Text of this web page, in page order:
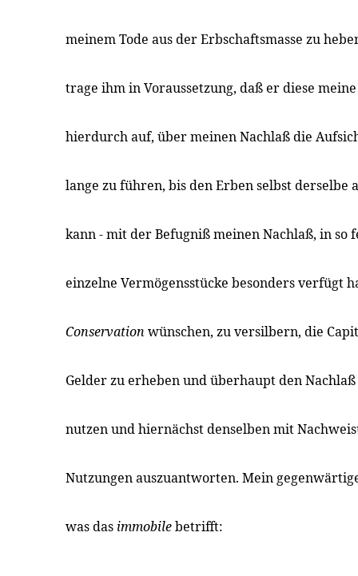
meinem Tode aus der Erbschaftsmasse zu
trage ihm in Voraussetzung, daß er diese
hierdurch auf, über meinen Nachlaß die
lange zu führen, bis den Erben selbst derselbe
kann - mit der Befugniß meinen Nachlaß, in so
einzelne Vermögensstücke besonders verfügt
Conservation wünschen, zu versilbern, die
Gelder zu erheben und überhaupt den
nutzen und hiernächst denselben mit
Nutzungen auszuantworten. Mein
was das immobilebetrifft: